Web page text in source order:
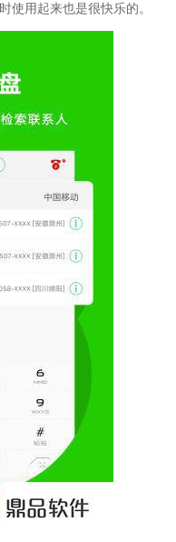
使用起来也是很快乐的。